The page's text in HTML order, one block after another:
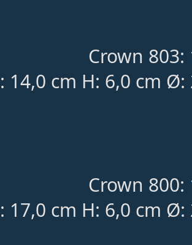
Crown 803:
14,0 cm H: 6,0 cm
Crown 800:
17,0 cm H: 6,0 cm